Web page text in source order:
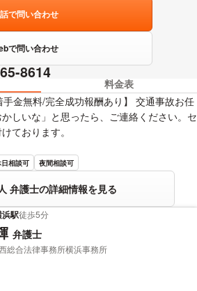
で問い合わせ
で問い合わせ
8614
料金表
金無料/完全成功報酬あり】 交通事故お任
しいな」と思ったら、ご連絡ください。セ
ております。
相談可 夜間相談可
弁護士の詳細情報を見る
要素を
浜駅徒歩5分
弁護士
総合法律事務所横浜事務所